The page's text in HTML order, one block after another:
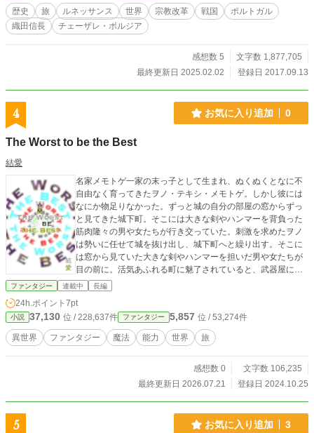
歴史 旅 ルネッサンス 世界 宗教改革 戦国
ポルトガル
織田信長
チェーザレ・ボルジア
感想数 5
文字数 1,877,705
最終更新日 2025.02.02
登録日 2017.09.13
4 お気に入り追加 0
The Worst to be the Best
結愛
名家メモトゲ一家の末っ子として生まれ、ぬくぬくとなに不
自由なく育ってきたヲノ・テキシ・メモトゲ。しかし彼には
なにか物足りなかった。ずっと城の自分の部屋の窓からずっ
と見てきた城下町。そこには大きな剣やハンマーを背負った
筋肉隆々の男や女たちが行き交っていた。刺激を求めたヲノ
は勢いに任せて城を抜け出し、城下町へと繰り出す。そこに
は窓から見ていた大きな剣やハンマーを担いだ男や女たちが
目の前に。活気あふれる町に魅了されていると、武器屋に売
っているブレードに目を奪われる。そのブレードを買い、こ
る。しかし名家で育ったお坊っちゃま。そんな怪物を狩れる
わけもなく、逆に命を狩られかけるヲノ。そんなヲノが「世
界層」と呼ばれるこの世界を駆け上がっていく物語。
ファンタジー 連載中 長編
24h.ポイント 7pt
小説 37,130 位 / 228,637件 ファンタジー 5,857 位 / 53,274件
異世界 ファンタジー 魔法 能力 世界 旅
感想数 0
文字数 106,235
最終更新日 2026.07.21
登録日 2024.10.25
5 お気に入り追加 3